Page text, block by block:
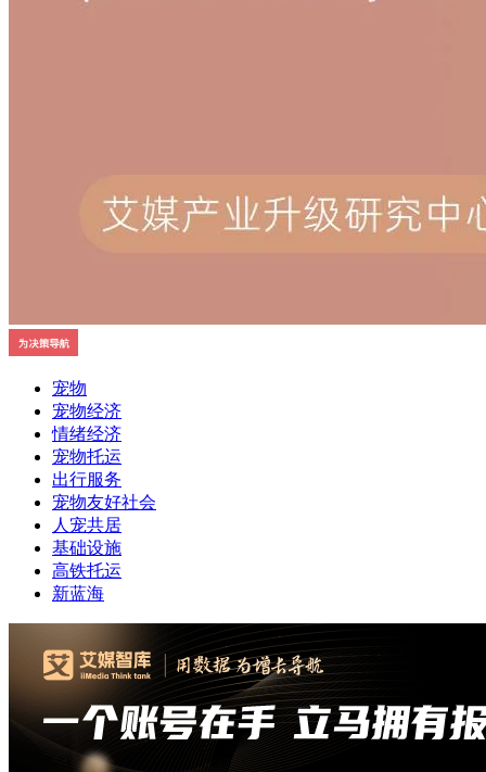
宠物
宠物经济
情绪经济
宠物托运
出行服务
宠物友好社会
人宠共居
基础设施
高铁托运
新蓝海